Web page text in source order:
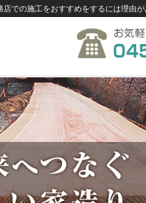
での施工をおすすめをするには理由が